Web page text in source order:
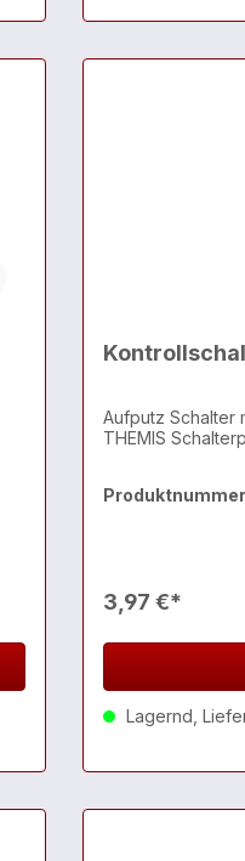
Aufputz Schalter
THEMIS
3,97 €*
Lagernd,